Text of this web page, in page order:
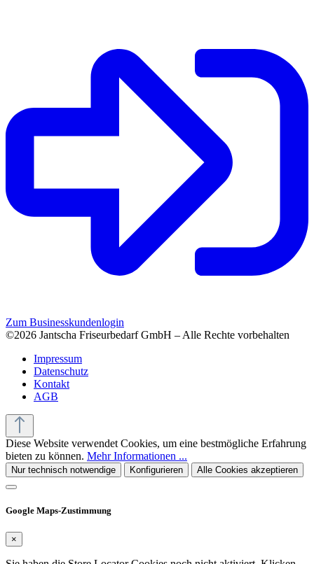
Zum Businesskundenlogin
©2026 Jantscha Friseurbedarf GmbH – Alle Rechte vorbehalten
Impressum
Datenschutz
Kontakt
AGB
Diese Website verwendet Cookies, um eine bestmögliche Erfahrung
bieten zu können. Mehr Informationen ...
Nur technisch notwendige Konfigurieren Alle Cookies akzeptieren
Google Maps-Zustimmung
×